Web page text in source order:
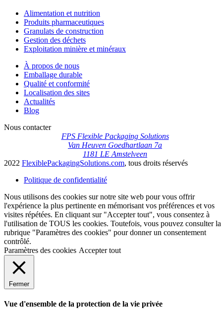
Alimentation et nutrition
Produits pharmaceutiques
Granulats de construction
Gestion des déchets
Exploitation minière et minéraux
À propos de nous
Emballage durable
Qualité et conformité
Localisation des sites
Actualités
Blog
Nous contacter
FPS Flexible Packaging Solutions
Van Heuven Goedhartlaan 7a
1181 LE Amstelveen
2022 FlexiblePackagingSolutions.com, tous droits réservés
Politique de confidentialité
Nous utilisons des cookies sur notre site web pour vous offrir
l'expérience la plus pertinente en mémorisant vos préférences et vos
visites répétées. En cliquant sur "Accepter tout", vous consentez à
l'utilisation de TOUS les cookies. Toutefois, vous pouvez consulter la
rubrique "Paramètres des cookies" pour donner un consentement
contrôlé.
Paramètres des cookies Accepter tout
Fermer
Vue d'ensemble de la protection de la vie privée